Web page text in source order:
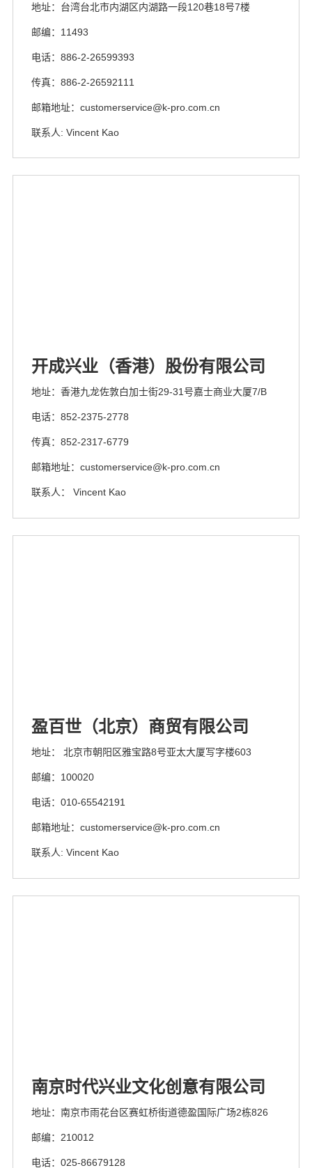
地址：台湾台北市内湖区内湖路一段120巷18号7楼
邮编：11493
电话：886-2-26599393
传真：886-2-26592111
邮箱地址：customerservice@k-pro.com.cn
联系人: Vincent Kao
开成兴业（香港）股份有限公司
地址：香港九龙佐敦白加士街29-31号嘉士商业大厦7/B
电话：852-2375-2778
传真：852-2317-6779
邮箱地址：customerservice@k-pro.com.cn
联系人： Vincent Kao
盈百世（北京）商贸有限公司
地址： 北京市朝阳区雅宝路8号亚太大厦写字楼603
邮编：100020
电话：010-65542191
邮箱地址：customerservice@k-pro.com.cn
联系人: Vincent Kao
南京时代兴业文化创意有限公司
地址：南京市雨花台区赛虹桥街道德盈国际广场2栋826
邮编：210012
电话：025-86679128